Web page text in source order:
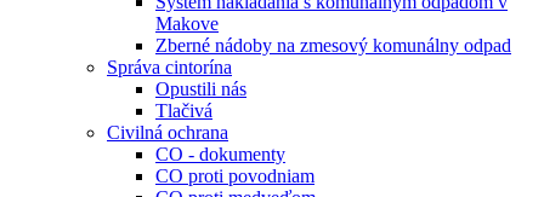
Makove
Zberné nádoby na zmesový komunálny odpad
Správa cintorína
Opustili nás
Tlačivá
Civilná ochrana
CO - dokumenty
CO proti povodniam